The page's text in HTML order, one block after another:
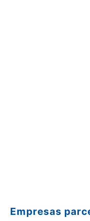
Empresas